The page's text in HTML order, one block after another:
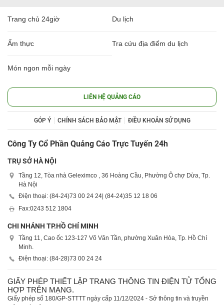
Trang chủ 24giờ Du lịch
Ẩm thực Tra cứu địa điểm du lịch
Món ngon mỗi ngày
LIÊN HỆ QUẢNG CÁO
GÓP Ý CHÍNH SÁCH BẢO MẬT ĐIỀU KHOẢN SỬ DỤNG
Công Ty Cổ Phần Quảng Cáo Trực Tuyến 24h
TRỤ SỞ HÀ NỘI
Tầng 12, Tòa nhà Geleximco , 36 Hoàng Cầu, Phường Ô chợ Dừa, Tp.
Hà Nội
Điện thoại: (84-24)73 00 24 24 | (84-24)35 12 18 06
Fax:0243 512 1804
CHI NHÁNH TP.HỒ CHÍ MINH
Tầng 11, Cao ốc 123-127 Võ Văn Tần, phường Xuân Hòa, Tp. Hồ Chí
Minh.
Điện thoại: (84-28)73 00 24 24
GIẤY PHÉP THIẾT LẬP TRANG THÔNG TIN ĐIỆN TỬ TỔNG
HỢP TRÊN MẠNG.
Giấy phép số 180/GP-STTTT ngày cấp 11/12/2024 - Sở thông tin và truyền